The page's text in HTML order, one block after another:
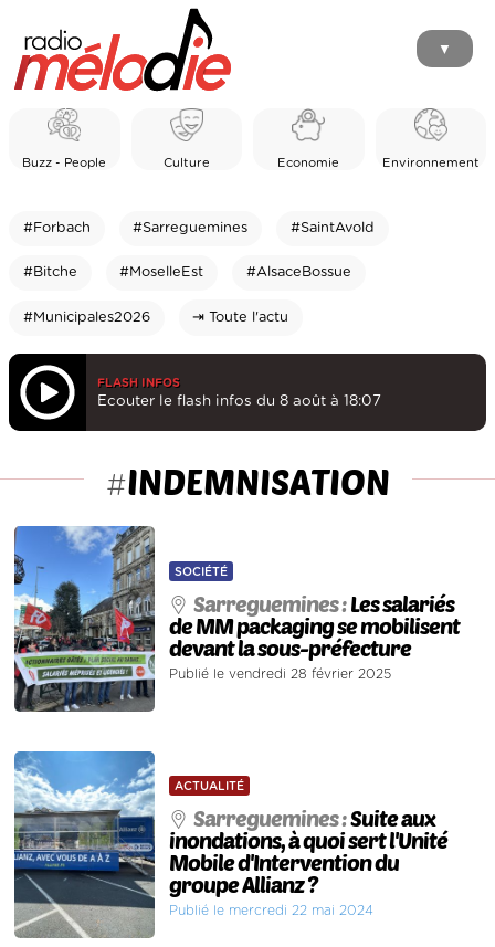
▼
Buzz - People Culture Economie Environnement
#Forbach #Sarreguemines #SaintAvold
#Bitche #MoselleEst #AlsaceBossue
#Municipales2026 ⇥ Toute l'actu
FLASH INFOS
Ecouter le flash infos du 8 août à 18:07
#INDEMNISATION
SOCIÉTÉ
Sarreguemines :Les salariés
de MM packaging se mobilisent
devant la sous-préfecture
Publié le vendredi 28 février 2025
ACTUALITÉ
Sarreguemines :Suite aux
inondations, à quoi sert l'Unité
Mobile d'Intervention du
groupe Allianz ?
Publié le mercredi 22 mai 2024